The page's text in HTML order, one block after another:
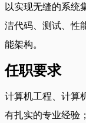
以实现无缝的系统
洁代码、测试、性
能架构。
任职要求
计算机工程、计算
有扎实的专业经验